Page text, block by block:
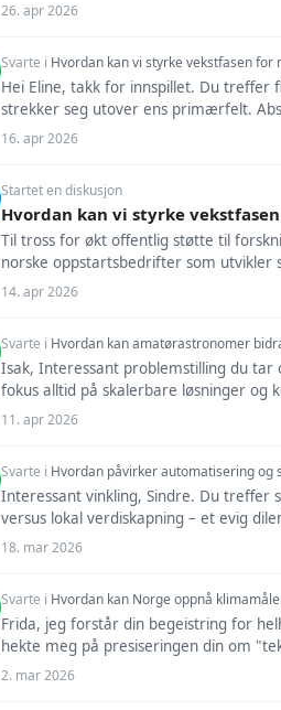
26. apr 2026
Svarte i Hvordan kan vi styrke vekstfasen
Hei Eline, takk for innspillet. Du
strekker seg utover ens primærfelt.
16. apr 2026
Startet en diskusjon
Hvordan kan vi styrke
Til tross for økt offentlig støtte til
norske oppstartsbedrifter som utvikler
14. apr 2026
Svarte i Hvordan kan amatørastronomer
Isak, Interessant problemstilling du
fokus alltid på skalerbare løsninger og
11. apr 2026
Svarte i Hvordan påvirker automatisering
Interessant vinkling, Sindre. Du
versus lokal verdiskapning – et evig
18. mar 2026
Svarte i Hvordan kan Norge oppnå
Frida, jeg forstår din begeistring for
hekte meg på presiseringen din om
2. mar 2026